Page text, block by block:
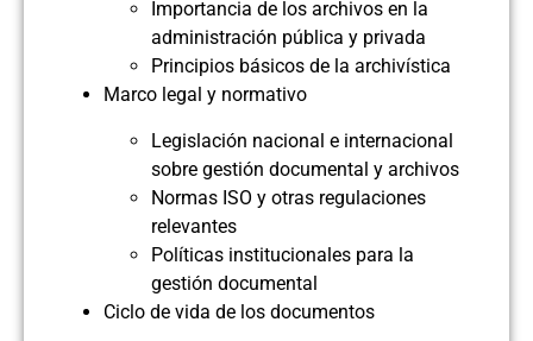
Importancia de los archivos en la
administración pública y privada
Principios básicos de la archivística
Marco legal y normativo
Legislación nacional e internacional
sobre gestión documental y archivos
Normas ISO y otras regulaciones
relevantes
Políticas institucionales para la
gestión documental
Ciclo de vida de los documentos